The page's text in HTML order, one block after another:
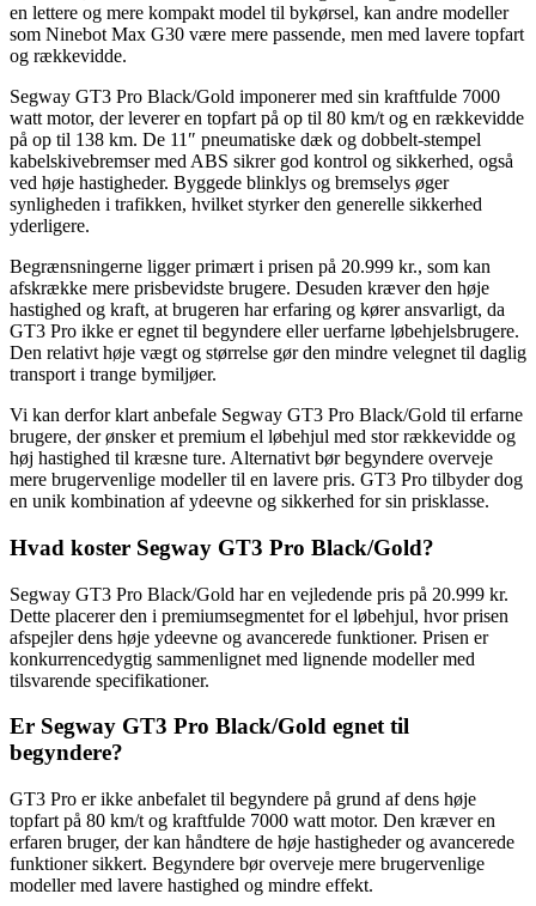
en lettere og mere kompakt model til bykørsel, kan andre modeller
som Ninebot Max G30 være mere passende, men med lavere topfart
og rækkevidde.
Segway GT3 Pro Black/Gold imponerer med sin kraftfulde 7000
watt motor, der leverer en topfart på op til 80 km/t og en rækkevidde
på op til 138 km. De 11″ pneumatiske dæk og dobbelt-stempel
kabelskivebremser med ABS sikrer god kontrol og sikkerhed, også
ved høje hastigheder. Byggede blinklys og bremselys øger
synligheden i trafikken, hvilket styrker den generelle sikkerhed
yderligere.
Begrænsningerne ligger primært i prisen på 20.999 kr., som kan
afskrække mere prisbevidste brugere. Desuden kræver den høje
hastighed og kraft, at brugeren har erfaring og kører ansvarligt, da
GT3 Pro ikke er egnet til begyndere eller uerfarne løbehjelsbrugere.
Den relativt høje vægt og størrelse gør den mindre velegnet til daglig
transport i trange bymiljøer.
Vi kan derfor klart anbefale Segway GT3 Pro Black/Gold til erfarne
brugere, der ønsker et premium el løbehjul med stor rækkevidde og
høj hastighed til kræsne ture. Alternativt bør begyndere overveje
mere brugervenlige modeller til en lavere pris. GT3 Pro tilbyder dog
en unik kombination af ydeevne og sikkerhed for sin prisklasse.
Hvad koster Segway GT3 Pro Black/Gold?
Segway GT3 Pro Black/Gold har en vejledende pris på 20.999 kr.
Dette placerer den i premiumsegmentet for el løbehjul, hvor prisen
afspejler dens høje ydeevne og avancerede funktioner. Prisen er
konkurrencedygtig sammenlignet med lignende modeller med
tilsvarende specifikationer.
Er Segway GT3 Pro Black/Gold egnet til
begyndere?
GT3 Pro er ikke anbefalet til begyndere på grund af dens høje
topfart på 80 km/t og kraftfulde 7000 watt motor. Den kræver en
erfaren bruger, der kan håndtere de høje hastigheder og avancerede
funktioner sikkert. Begyndere bør overveje mere brugervenlige
modeller med lavere hastighed og mindre effekt.